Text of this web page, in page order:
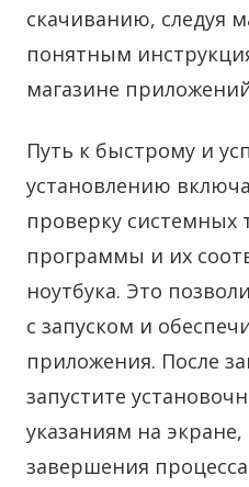
скачиванию, следуя
понятным
магазине
Путь к быстрому и
установлению
проверку системных
программы и их
ноутбука. Это
с запуском и
приложения. После
запустите
указаниям на
завершения